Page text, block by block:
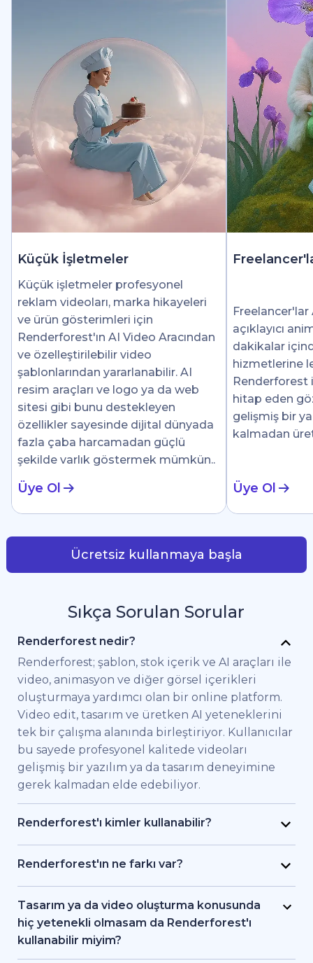
Küçük İşletmeler
Küçük işletmeler profesyonel
reklam videoları, marka hikayeleri
ve ürün gösterimleri için
Renderforest'ın AI Video Aracından
ve özelleştirilebilir video
şablonlarından yararlanabilir. AI
resim araçları ve logo ya da web
sitesi gibi bunu destekleyen
özellikler sayesinde dijital dünyada
fazla çaba harcamadan güçlü
şekilde varlık göstermek mümkün..
Üye Ol
açıklayıcı
dakikalar
hizmetlerine
Renderforest
hitap eden
gelişmiş bir
kalmadan
Üye Ol
Ücretsiz kullanmaya başla
Sıkça Sorulan Sorular
Renderforest nedir?
Renderforest; şablon, stok içerik ve AI araçları ile
video, animasyon ve diğer görsel içerikleri
oluşturmaya yardımcı olan bir online platform.
Video edit, tasarım ve üretken AI yeteneklerini
tek bir çalışma alanında birleştiriyor. Kullanıcılar
bu sayede profesyonel kalitede videoları
gelişmiş bir yazılım ya da tasarım deneyimine
gerek kalmadan elde edebiliyor.
Renderforest'ı kimler kullanabilir?
Renderforest kaliteli videoları hızlıca elde etmek
isteyen bireysel kullanıcılar ve ekipler için
çalışan freelancer'lar ve içerik üreticileri
Renderforest sayesinde bir prodüksiyon ekibi
tutmadan markalı videolar, eğitici içerikler ya da
Renderforest'ın ne farkı var?
Renderforest çeşitli AI ve video üretim
modellerini aynı platformda bir araya getiriyor.
Kullanıcılar bu sayede yazıdan, stok
görüntülerden ya da AI araçlarıyla video ve
Tasarım ya da video oluşturma konusunda
hiç yetenekli olmasam da Renderforest'ı
kullanabilir miyim?
Evet. Renderforest 1.200'den fazla şablon, AI